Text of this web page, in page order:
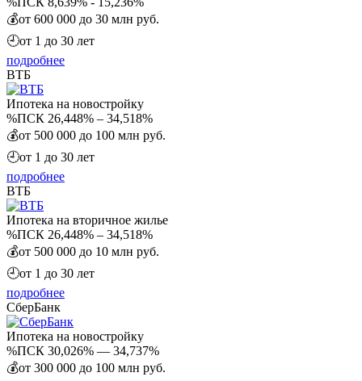
💰от 600 000 до 30 млн руб.
🕘от 1 до 30 лет
подробнее
ВТБ
Ипотека на новостройку
%ПСК 26,448% – 34,518%
💰от 500 000 до 100 млн руб.
🕘от 1 до 30 лет
подробнее
ВТБ
Ипотека на вторичное жилье
%ПСК 26,448% – 34,518%
💰от 500 000 до 10 млн руб.
🕘от 1 до 30 лет
подробнее
СберБанк
Ипотека на новостройку
%ПСК 30,026% — 34,737%
💰от 300 000 до 100 млн руб.